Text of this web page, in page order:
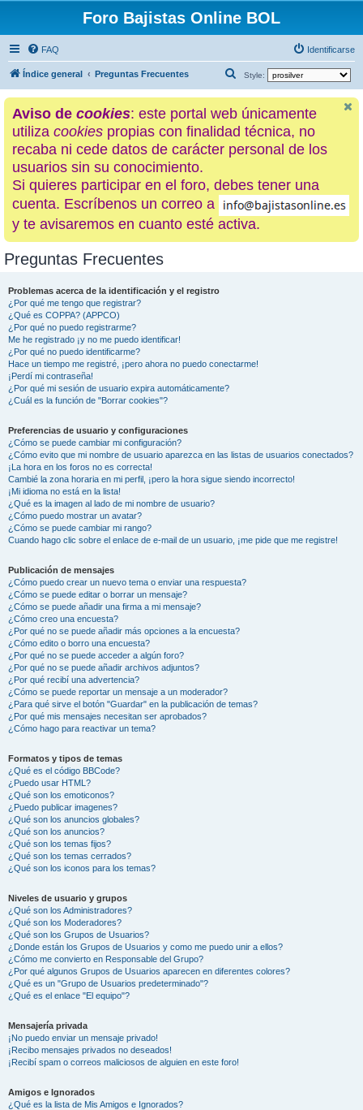
Foro Bajistas Online BOL
FAQ Identificarse
Índice general Preguntas Frecuentes Style:
u
c
a
Aviso de cookies: este portal web únicamente
utiliza cookies propias con finalidad técnica, no
recaba ni cede datos de carácter personal de los
usuarios sin su conocimiento.
Si quieres participar en el foro, debes tener una
cuenta. Escríbenos un correo a
y te avisaremos en cuanto esté activa.
Preguntas Frecuentes
Problemas acerca de la identificación y el registro
¿Por qué me tengo que registrar?
¿Qué es COPPA? (APPCO)
¿Por qué no puedo registrarme?
Me he registrado ¡y no me puedo identificar!
¿Por qué no puedo identificarme?
Hace un tiempo me registré, ¡pero ahora no puedo conectarme!
¡Perdí mi contraseña!
¿Por qué mi sesión de usuario expira automáticamente?
¿Cuál es la función de "Borrar cookies"?
Preferencias de usuario y configuraciones
¿Cómo se puede cambiar mi configuración?
¿Cómo evito que mi nombre de usuario aparezca en las listas de usuarios conectados?
¡La hora en los foros no es correcta!
Cambié la zona horaria en mi perfil, ¡pero la hora sigue siendo incorrecto!
¡Mi idioma no está en la lista!
¿Qué es la imagen al lado de mi nombre de usuario?
¿Cómo puedo mostrar un avatar?
¿Cómo se puede cambiar mi rango?
Cuando hago clic sobre el enlace de e-mail de un usuario, ¡me pide que me registre!
Publicación de mensajes
¿Cómo puedo crear un nuevo tema o enviar una respuesta?
¿Cómo se puede editar o borrar un mensaje?
¿Cómo se puede añadir una firma a mi mensaje?
¿Cómo creo una encuesta?
¿Por qué no se puede añadir más opciones a la encuesta?
¿Cómo edito o borro una encuesta?
¿Por qué no se puede acceder a algún foro?
¿Por qué no se puede añadir archivos adjuntos?
¿Por qué recibí una advertencia?
¿Cómo se puede reportar un mensaje a un moderador?
¿Para qué sirve el botón "Guardar" en la publicación de temas?
¿Por qué mis mensajes necesitan ser aprobados?
¿Cómo hago para reactivar un tema?
Formatos y tipos de temas
¿Qué es el código BBCode?
¿Puedo usar HTML?
¿Qué son los emoticonos?
¿Puedo publicar imagenes?
¿Qué son los anuncios globales?
¿Qué son los anuncios?
¿Qué son los temas fijos?
¿Qué son los temas cerrados?
¿Qué son los iconos para los temas?
Niveles de usuario y grupos
¿Qué son los Administradores?
¿Qué son los Moderadores?
¿Qué son los Grupos de Usuarios?
¿Donde están los Grupos de Usuarios y como me puedo unir a ellos?
¿Cómo me convierto en Responsable del Grupo?
¿Por qué algunos Grupos de Usuarios aparecen en diferentes colores?
¿Qué es un "Grupo de Usuarios predeterminado"?
¿Qué es el enlace "El equipo"?
Mensajería privada
¡No puedo enviar un mensaje privado!
¡Recibo mensajes privados no deseados!
¡Recibí spam o correos maliciosos de alguien en este foro!
Amigos e Ignorados
¿Qué es la lista de Mis Amigos e Ignorados?